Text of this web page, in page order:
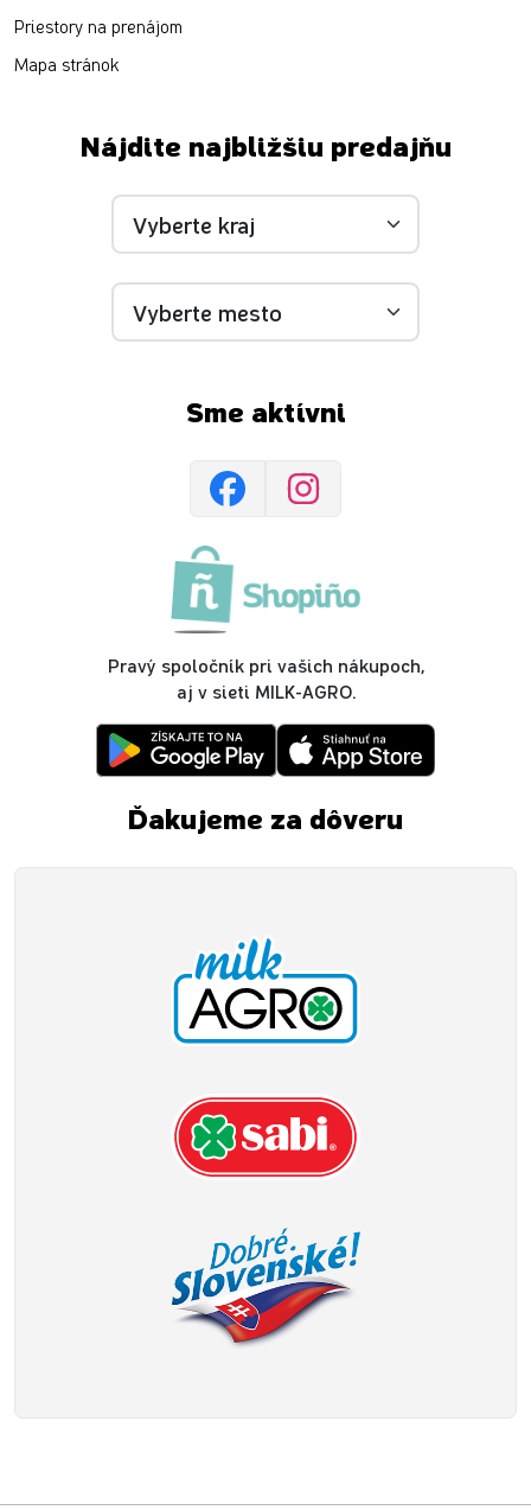
Priestory na prenájom
Mapa stránok
Nájdite najbližšiu predajňu
Sme aktívni
Pravý spoločník pri vašich nákupoch,
aj v sieti MILK-AGRO.
Ďakujeme za dôveru